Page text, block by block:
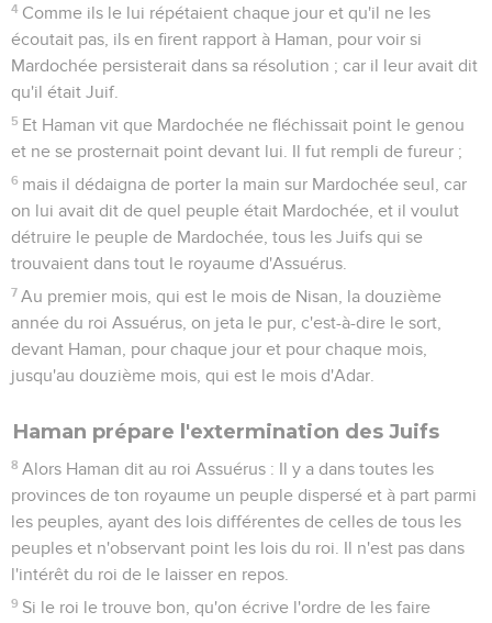
4 Comme ils le lui répétaient chaque jour et qu'il ne les
écoutait pas, ils en firent rapport à Haman, pour voir si
Mardochée persisterait dans sa résolution ; car il leur avait dit
qu'il était Juif.
5 Et Haman vit que Mardochée ne fléchissait point le genou
et ne se prosternait point devant lui. Il fut rempli de fureur ;
6 mais il dédaigna de porter la main sur Mardochée seul, car
on lui avait dit de quel peuple était Mardochée, et il voulut
détruire le peuple de Mardochée, tous les Juifs qui se
trouvaient dans tout le royaume d'Assuérus.
7 Au premier mois, qui est le mois de Nisan, la douzième
année du roi Assuérus, on jeta le pur, c'est-à-dire le sort,
devant Haman, pour chaque jour et pour chaque mois,
jusqu'au douzième mois, qui est le mois d'Adar.
Haman prépare l'extermination des Juifs
8 Alors Haman dit au roi Assuérus : Il y a dans toutes les
provinces de ton royaume un peuple dispersé et à part parmi
les peuples, ayant des lois différentes de celles de tous les
peuples et n'observant point les lois du roi. Il n'est pas dans
l'intérêt du roi de le laisser en repos.
9 Si le roi le trouve bon, qu'on écrive l'ordre de les faire